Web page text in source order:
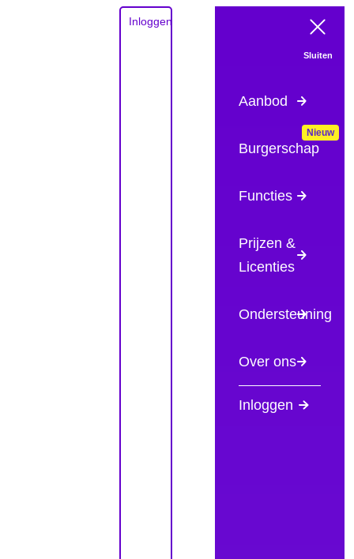
Inloggen
Aanbod
Burgerschap
Functies
Prijzen &
Licenties
Ondersteuning
Over ons
Inloggen